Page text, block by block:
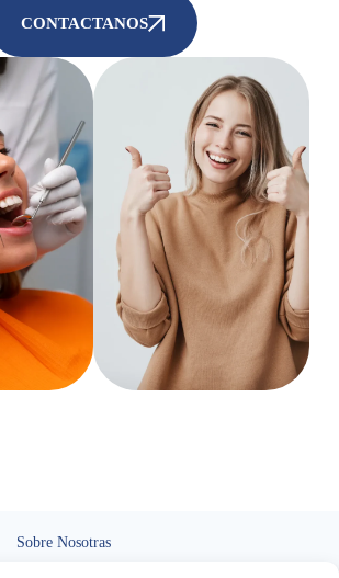
CONTACTANOS
Sobre Nosotras